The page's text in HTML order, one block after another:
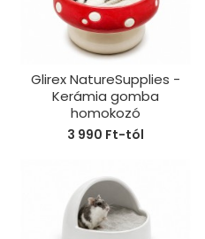
Glirex NatureSupplies -
Kerámia gomba
homokozó
3 990 Ft-tól